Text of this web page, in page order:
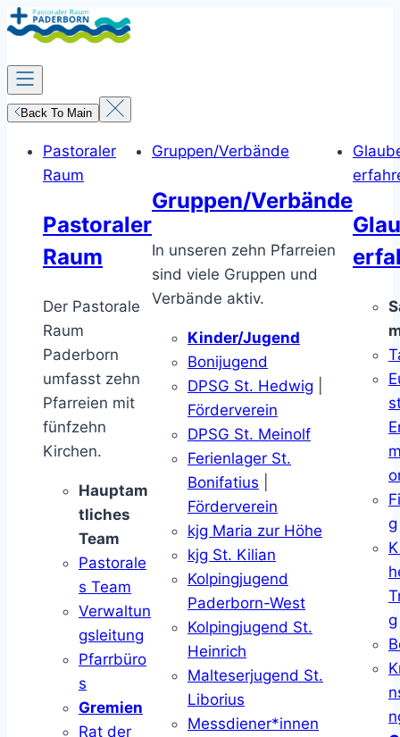
Zum
Inhalt
springen
Back To Main
Pastoraler
Raum
Pastoraler
Raum
Der Pastorale
Raum
Paderborn
umfasst zehn
Pfarreien mit
fünfzehn
Kirchen.
Hauptam
tliches
Team
Pastorale
s Team
Verwaltun
gsleitung
Pfarrbüro
s
Gremien
Rat der
Gruppen/Verbände
Gruppen/Verbände
In unseren zehn Pfarreien
sind viele Gruppen und
Verbände aktiv.
Kinder/Jugend
Bonijugend
DPSG St. Hedwig
Förderverein
DPSG St. Meinolf
Ferienlager St.
Bonifatius
Förderverein
kjg Maria zur Höhe
kjg St. Kilian
Kolpingjugend
Paderborn-West
Kolpingjugend St.
Heinrich
Malteserjugend St.
Liborius
Messdiener*innen
g
g